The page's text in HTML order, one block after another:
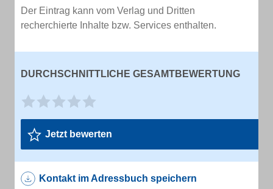
Der Eintrag kann vom Verlag und Dritten
recherchierte Inhalte bzw. Services enthalten.
DURCHSCHNITTLICHE GESAMTBEWERTUNG
Jetzt bewerten
Kontakt im Adressbuch speichern